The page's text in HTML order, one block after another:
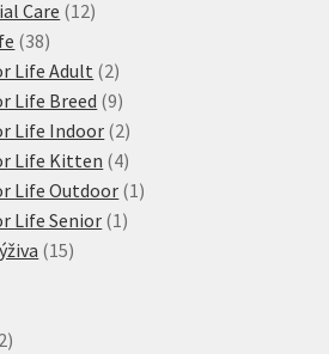
Care 1212
3838
produktů
Life Adult 22
produkty
Life Breed 99
produktů
Life Indoor 22
produkty
Life Kitten 44
produkty
Life Outdoor 1 1
Life Senior 1 1
1515
22